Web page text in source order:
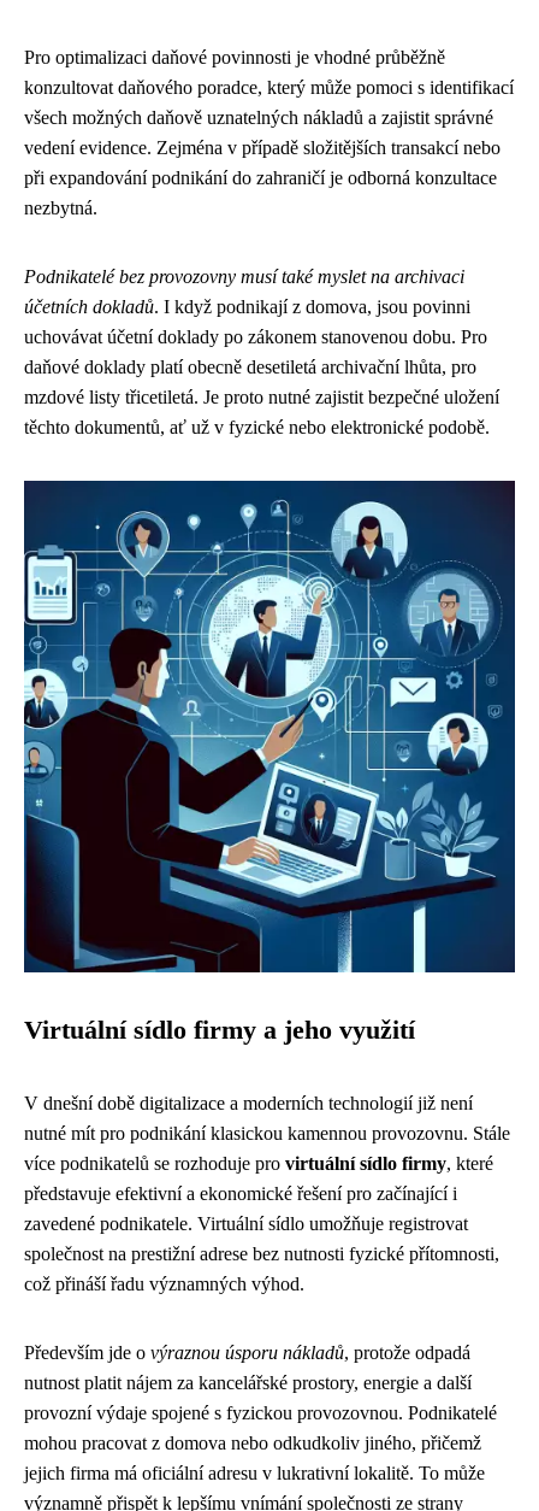
Pro optimalizaci daňové povinnosti je vhodné průběžně
konzultovat daňového poradce, který může pomoci s identifikací
všech možných daňově uznatelných nákladů a zajistit správné
vedení evidence. Zejména v případě složitějších transakcí nebo
při expandování podnikání do zahraničí je odborná konzultace
nezbytná.
Podnikatelé bez provozovny musí také myslet na archivaci
účetních dokladů. I když podnikají z domova, jsou povinni
uchovávat účetní doklady po zákonem stanovenou dobu. Pro
daňové doklady platí obecně desetiletá archivační lhůta, pro
mzdové listy třicetiletá. Je proto nutné zajistit bezpečné uložení
těchto dokumentů, ať už v fyzické nebo elektronické podobě.
Virtuální sídlo firmy a jeho využití
V dnešní době digitalizace a moderních technologií již není
nutné mít pro podnikání klasickou kamennou provozovnu. Stále
více podnikatelů se rozhoduje pro virtuální sídlo firmy, které
představuje efektivní a ekonomické řešení pro začínající i
zavedené podnikatele. Virtuální sídlo umožňuje registrovat
společnost na prestižní adrese bez nutnosti fyzické přítomnosti,
což přináší řadu významných výhod.
Především jde o výraznou úsporu nákladů, protože odpadá
nutnost platit nájem za kancelářské prostory, energie a další
provozní výdaje spojené s fyzickou provozovnou. Podnikatelé
mohou pracovat z domova nebo odkudkoliv jiného, přičemž
jejich firma má oficiální adresu v lukrativní lokalitě. To může
významně přispět k lepšímu vnímání společnosti ze strany